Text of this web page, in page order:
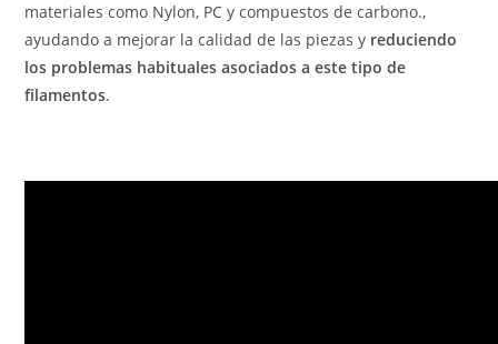
materiales como Nylon, PC y compuestos de carbono.,
ayudando a mejorar la calidad de las piezas y reduciendo
los problemas habituales asociados a este tipo de
filamentos.